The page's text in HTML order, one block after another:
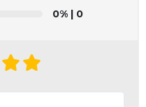
0% | 0